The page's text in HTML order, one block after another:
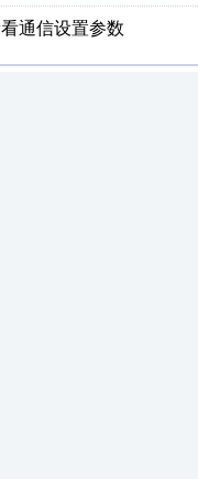
通信设置参数